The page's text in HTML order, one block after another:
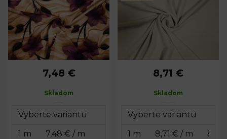
7,48 €
Skladom
8,71 €
Skladom